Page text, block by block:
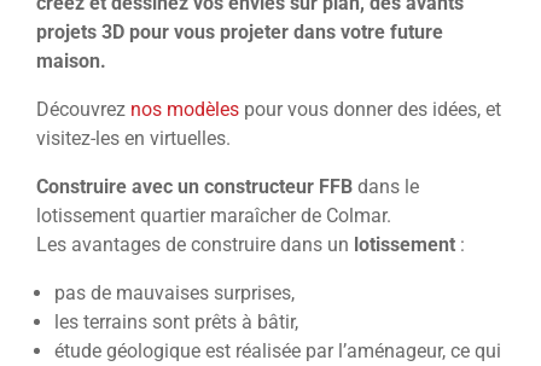
projets 3D pour vous projeter dans votre future
maison.
Découvrez nos modèles pour vous donner des idées, et
visitez-les en virtuelles.
Construire avec un constructeur FFB dans le
lotissement quartier maraîcher de Colmar.
Les avantages de construire dans un lotissement :
pas de mauvaises surprises,
les terrains sont prêts à bâtir,
étude géologique est réalisée par l’aménageur, ce qui